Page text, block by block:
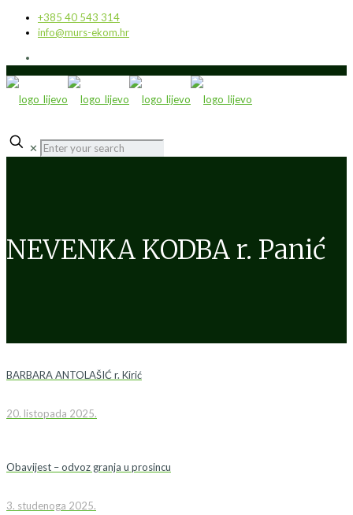
+385 40 543 314
info@murs-ekom.hr
✕
NEVENKA KODBA r. Panić
BARBARA ANTOLAŠIĆ r. Kirić
20. listopada 2025.
Obavijest – odvoz granja u prosincu
3. studenoga 2025.